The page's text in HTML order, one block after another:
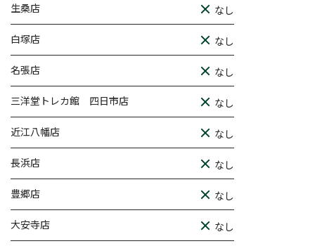
生桑店 なし
白塚店 なし
名張店 なし
三洋堂トレカ館 四日市店 なし
近江八幡店 なし
長浜店 なし
豊郷店 なし
大安寺店 なし